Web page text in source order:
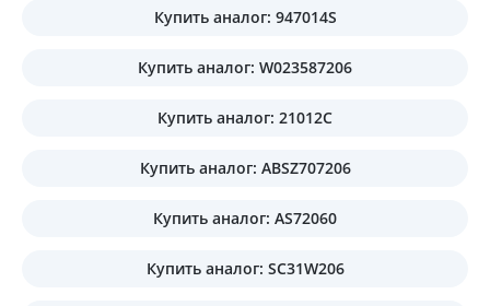
Купить аналог: 947014S
Купить аналог: W023587206
Купить аналог: 21012C
Купить аналог: ABSZ707206
Купить аналог: AS72060
Купить аналог: SC31W206